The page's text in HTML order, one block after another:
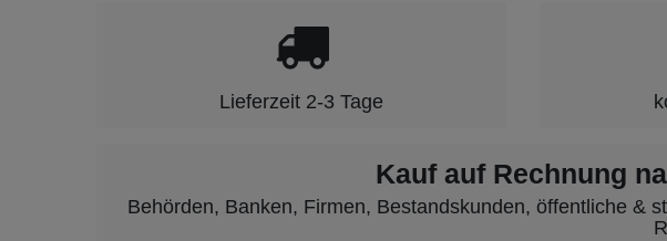
Lieferzeit 2-3 Tage
Kauf auf Rechnung
Behörden, Banken, Firmen, Bestandskunden, öffentliche &